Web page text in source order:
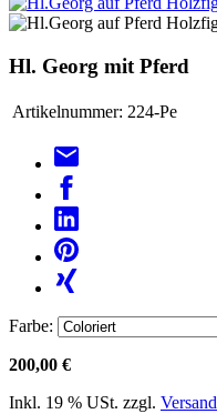
Hl. Georg mit Pferd
Artikelnummer: 224-Pe
Farbe:
200,00 €
Inkl. 19 % USt. zzgl. Versand